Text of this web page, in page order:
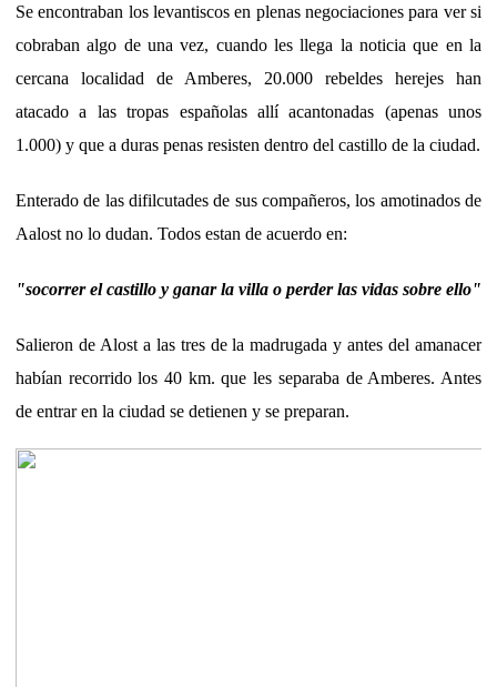
Se encontraban los levantiscos en plenas negociaciones para ver si
cobraban algo de una vez, cuando les llega la noticia que en la
cercana localidad de Amberes, 20.000 rebeldes herejes han
atacado a las tropas españolas allí acantonadas (apenas unos
1.000) y que a duras penas resisten dentro del castillo de la ciudad.
Enterado de las difilcutades de sus compañeros, los amotinados de
Aalost no lo dudan. Todos estan de acuerdo en:
"socorrer el castillo y ganar la villa o perder las vidas sobre ello"
Salieron de Alost a las tres de la madrugada y antes del amanacer
habían recorrido los 40 km. que les separaba de Amberes. Antes
de entrar en la ciudad se detienen y se preparan.